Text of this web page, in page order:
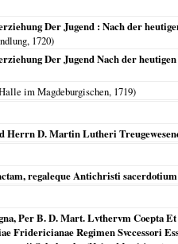
Der Jugend : Nach der
1720)
Der Jugend Nach der
im Magdeburgischen, 1719)
Herrn D. Martin Lutheri
regaleque Antichristi sacerdotium
Per B. D. Mart. Lvthervm Coepta
Regimen Svccessori